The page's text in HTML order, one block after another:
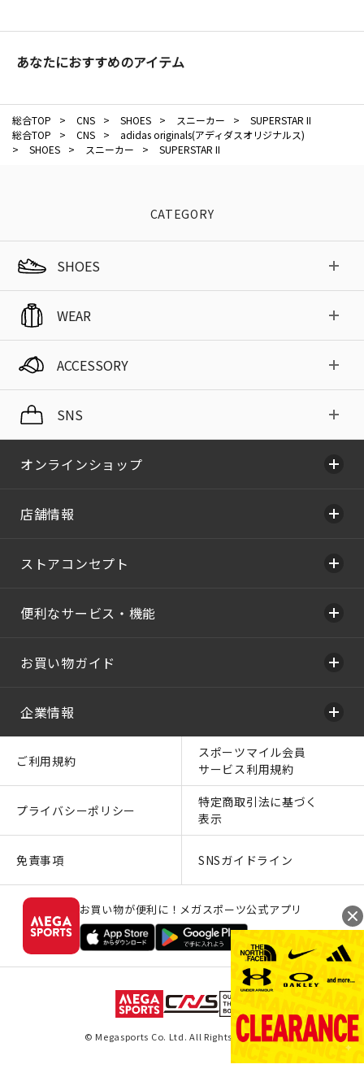
あなたにおすすめのアイテム
総合TOP > CNS > SHOES > スニーカー >
SUPERSTAR II
総合TOP
> CNS >
adidas originals(アディダスオリジナルス)
>
SHOES > スニーカー > SUPERSTAR II
CATEGORY
SHOES
WEAR
ACCESSORY
SNS
オンラインショップ
店舗情報
ストアコンセプト
便利なサービス・機能
お買い物ガイド
企業情報
ご利用規約
スポーツマイル会員
サービス利用規約
プライバシーポリシー
特定商取引法に基づく
表示
免責事項 SNSガイドライン
お買い物が便利に！メガスポーツ公式アプリ
© Megasports Co. Ltd. All Rights Reserved.